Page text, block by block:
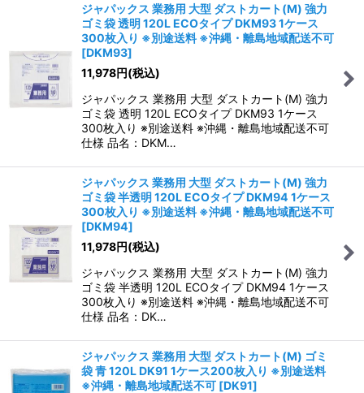
ジャパックス 業務用 大型 ダストカート(M) 強力
ゴミ袋 透明 120L ECOタイプ DKM93 1ケース
300枚入り ※別途送料 ※沖縄・離島地域配送不可
[DKM93]
11,978円(税込)
ジャパックス 業務用 大型 ダストカート(M) 強力
ゴミ袋 透明 120L ECOタイプ DKM93 1ケース
300枚入り ※別途送料 ※沖縄・離島地域配送不可
仕様 品名：DKM…
ジャパックス 業務用 大型 ダストカート(M) 強力
ゴミ袋 半透明 120L ECOタイプ DKM94 1ケース
300枚入り ※別途送料 ※沖縄・離島地域配送不可
[DKM94]
11,978円(税込)
ジャパックス 業務用 大型 ダストカート(M) 強力
ゴミ袋 半透明 120L ECOタイプ DKM94 1ケース
300枚入り ※別途送料 ※沖縄・離島地域配送不可
仕様 品名：DK…
ジャパックス 業務用 大型 ダストカート(M) ゴミ
袋 青 120L DK91 1ケース200枚入り ※別途送料
※沖縄・離島地域配送不可 [DK91]